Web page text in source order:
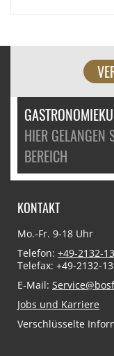
HIER GELANGEN
BEREICH
KONTAKT
Mo.-Fr. 9-18 Uhr
Telefon: +49-2132-
Telefax: +49-2132-
E-Mail:
Jobs und Karriere
Verschlüsselte